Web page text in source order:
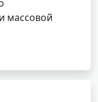
массовой